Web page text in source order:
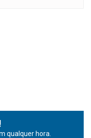
qualquer hora.